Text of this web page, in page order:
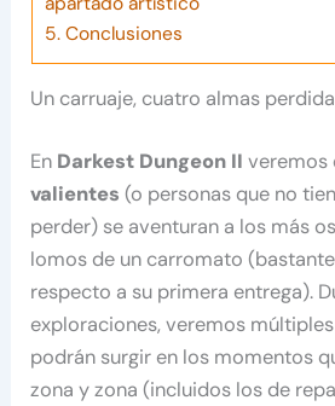
5.Conclusiones
Un carruaje, cuatro almas
En Darkest Dungeon II veremos
valientes (o personas que no
perder) se aventuran a los más
lomos de un carromato
respecto a su primera entrega).
exploraciones, veremos
podrán surgir en los momentos
zona y zona (incluidos los de